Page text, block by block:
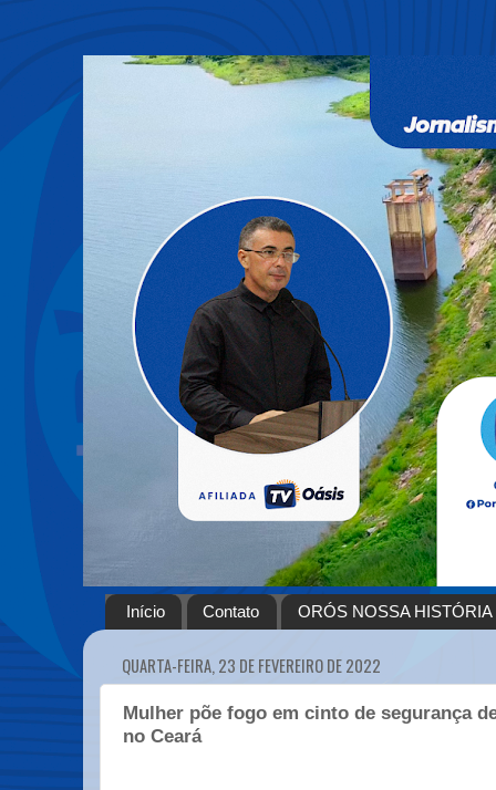
Início Contato ORÓS NOSSA HISTÓRIA
QUARTA-FEIRA, 23 DE FEVEREIRO DE 2022
Mulher põe fogo em cinto de segurança
no Ceará